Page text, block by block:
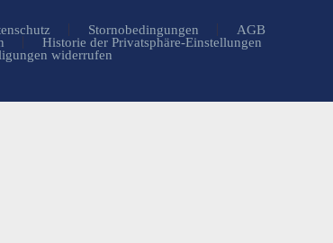
Stornobedingungen
AGB
Historie der Privatsphäre-Einstellungen
widerrufen